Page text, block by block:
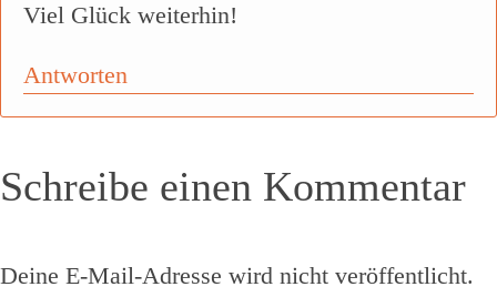
Viel Glück weiterhin!
Antworten
Schreibe einen Kommentar
Deine E-Mail-Adresse wird nicht veröffentlicht.